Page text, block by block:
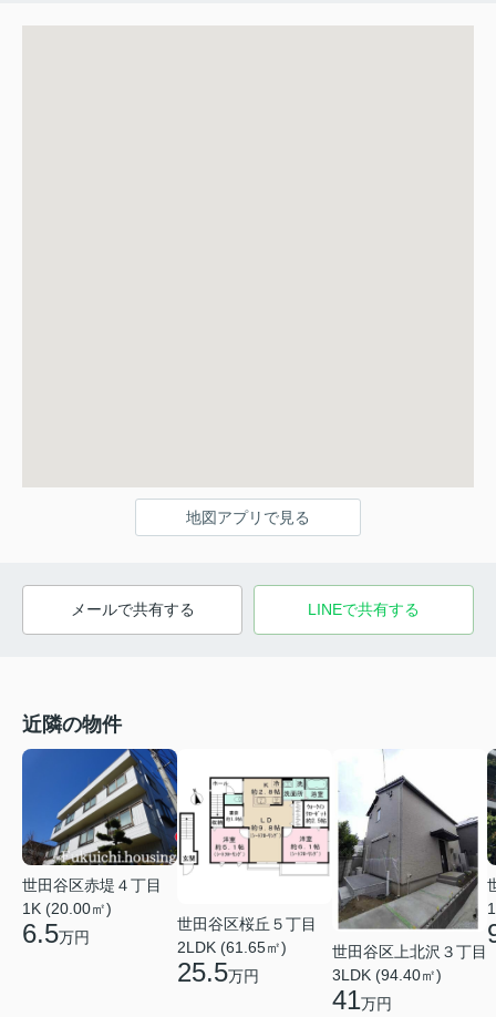
地図アプリで見る
メールで共有する LINEで共有する
近隣の物件
世田谷区赤堤４丁目
1K (20.00㎡)
6.5万円
世田谷区桜丘５丁目
2LDK (61.65㎡)
25.5万円
世田谷区上北沢３丁目
3LDK (94.40㎡)
41万円